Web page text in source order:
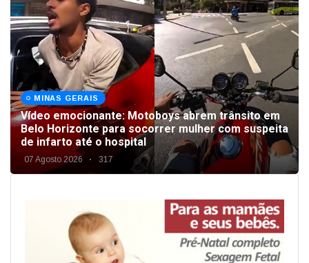
MINAS GERAIS
Vídeo emocionante: Motoboys abrem trânsito em
Belo Horizonte para socorrer mulher com suspeita
de infarto até o hospital
07 Agosto 2026 317